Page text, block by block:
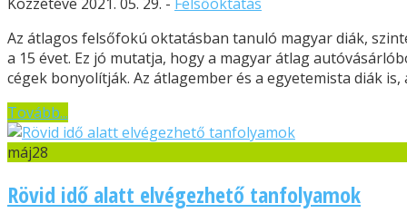
Az átlagos felsőfokú oktatásban tanuló magyar diák,
a 15 évet. Ez jó mutatja, hogy a magyar átlag
cégek bonyolítják. Az átlagember és a egyetemista diák is,
Tovább...
máj28
Rövid idő alatt elvégezhető tanfolyamok